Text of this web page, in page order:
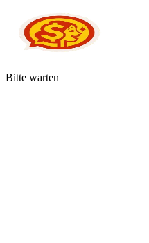
Bitte warten